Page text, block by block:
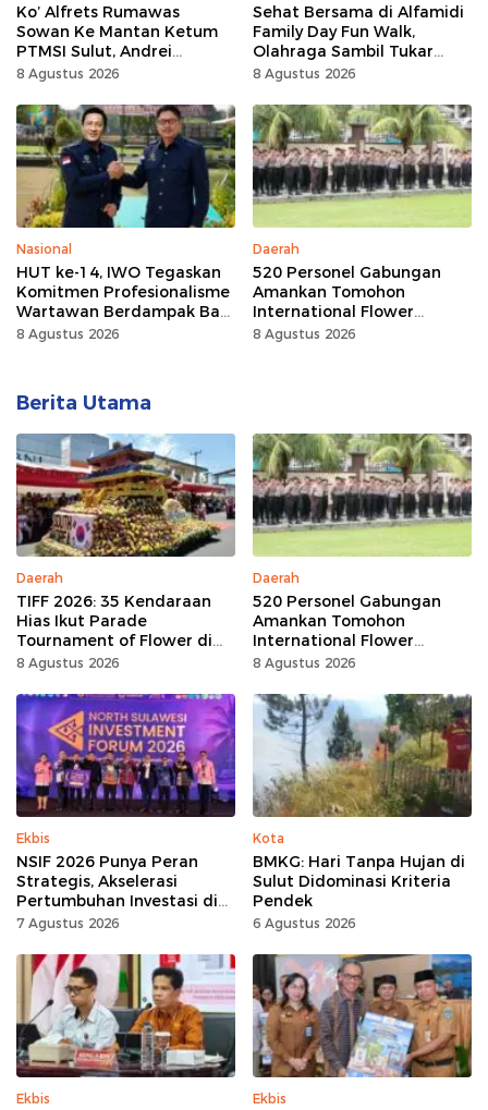
Ko’ Alfrets Rumawas
Sowan Ke Mantan Ketum
PTMSI Sulut, Andrei
Angouw
8 Agustus 2026
Sehat Bersama di Alfamidi
Family Day Fun Walk,
Olahraga Sambil Tukar
Sampah Demi Jaga Bumi
8 Agustus 2026
Nasional
HUT ke-14, IWO Tegaskan
Komitmen Profesionalisme
Wartawan Berdampak Bagi
Kebaikan Bangsa
8 Agustus 2026
Daerah
520 Personel Gabungan
Amankan Tomohon
International Flower
Festival
8 Agustus 2026
Berita Utama
Daerah
TIFF 2026: 35 Kendaraan
Hias Ikut Parade
Tournament of Flower di
Tomohon
8 Agustus 2026
Daerah
520 Personel Gabungan
Amankan Tomohon
International Flower
Festival
8 Agustus 2026
Ekbis
NSIF 2026 Punya Peran
Strategis, Akselerasi
Pertumbuhan Investasi di
Sulut
7 Agustus 2026
Kota
BMKG: Hari Tanpa Hujan di
Sulut Didominasi Kriteria
Pendek
6 Agustus 2026
Ekbis Ekbis